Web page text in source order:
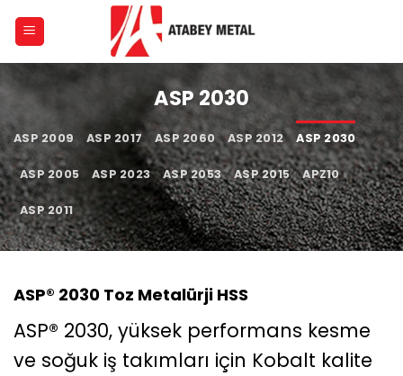
ASP 2030
ASP 2009 ASP 2017 ASP 2060 ASP 2012 ASP 2030
ASP 2005 ASP 2023 ASP 2053 ASP 2015 APZ10
ASP 2011
ASP® 2030 Toz Metalürji HSS
ASP® 2030, yüksek performans kesme
ve soğuk iş takımları için Kobalt kalite